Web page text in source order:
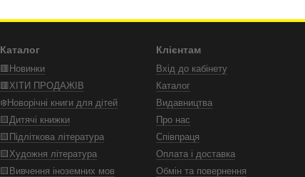
Каталог
🟥Новинки
🟥ХІТИ ПРОДАЖІВ
❄️Новорічні книги для дітей
🟨Дитячі книжки
🟨Підліткова література
🟨Художня література
🟨Вивчення іноземних мов
Клієнтам
Вхід до кабінету
Каталог
Видавництва
Про нас
Співпраця
Оплата і доставка
Обмін та повернення